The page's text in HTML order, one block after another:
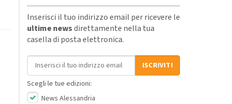
Inserisci il tuo indirizzo email per ricevere le
ultime newsdirettamente nella tua
casella di posta elettronica.
Indirizzo email
ISCRIVITI
Scegli le tue edizioni:
News Alessandria